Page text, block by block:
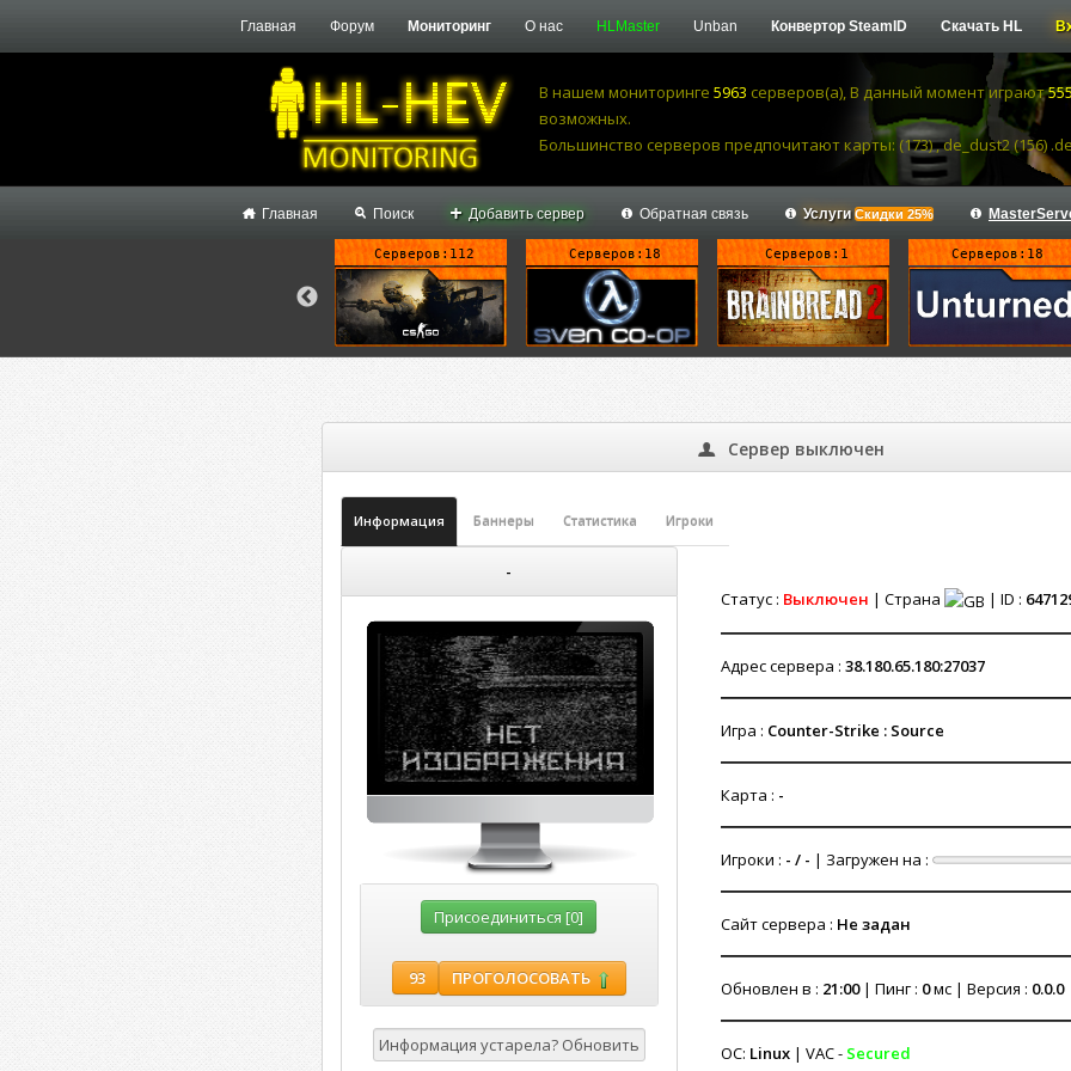
Главная Форум Мониторинг О нас HLMaster Unban Конвертор SteamID Скачать HL
В нашем мониторинге 5963 серверов(а), В данный момент играют
возможных.
Большинство серверов предпочитают карты: (173) , de_dust2 (156)
Главная Поиск Добавить сервер Обратная связь УслугиСкидки 25%
Серверов:112 Серверов:18 Серверов:1 Серверов:18
Сервер выключен
Информация Баннеры Статистика Игроки
-
Присоединиться [0]
93 ПРОГОЛОСОВАТЬ
Статус : Выключен | Страна | ID :
Адрес сервера : 38.180.65.180:27037
Игра : Counter-Strike : Source
Карта : -
Игроки : - / - | Загружен на :
Сайт сервера : Не задан
Обновлен в : 21:00| Пинг : 0мс | Версия : 0.0.0
ОС: Linux| VAC - Secured